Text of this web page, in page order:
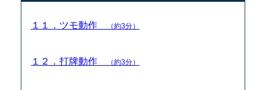
１１．ツモ動作 （約3分）
１２．打牌動作 （約3分）